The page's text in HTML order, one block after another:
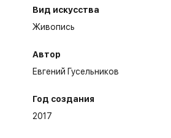
Вид искусства
Живопись
Автор
Евгений Гусельников
Год создания
2017